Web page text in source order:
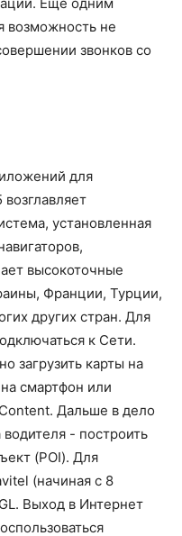
возможность не
звонков со
для
возглавляет
установленная
высокоточные
Франции, Турции,
других стран. Для
к Сети.
загрузить карты на
смартфон или
Дальше в дело
водителя - построить
(POI). Для
(начиная с 8
Выход в Интернет